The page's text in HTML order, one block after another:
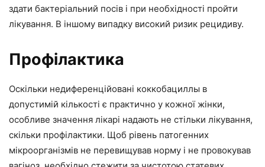
здати бактеріальний посів і при необхідності пройти
лікування. В іншому випадку високий ризик рецидиву.
Профілактика
Оскільки недиференційовані коккобациллы в
допустимій кількості є практично у кожної жінки,
особливе значення лікарі надають не стільки лікування,
скільки профілактики. Щоб рівень патогенних
мікроорганізмів не перевищував норму і не провокував